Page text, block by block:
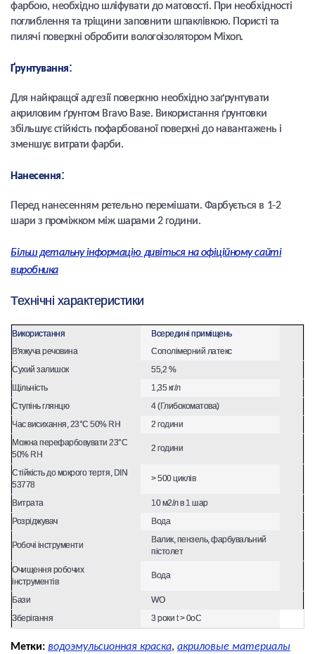
фарбою, необхідно шліфувати до матовості. При необхідності
поглиблення та тріщини заповнити шпаклівкою. Пористі та
пилячі поверхні обробити вологоізолятором Mixon.
Ґрунтування:
Для найкращої адгезії поверхню необхідно заґрунтувати
акриловим ґрунтом Bravo Base. Використання ґрунтовки
збільшує стійкість пофарбованої поверхні до навантажень і
зменшує витрати фарби.
Нанесення:
Перед нанесенням ретельно перемішати. Фарбується в 1-2
шари з проміжком між шарами 2 години.
Більш детальну інформацію дивіться на офіційному сайті
виробника
Технічні характеристики
Використання
Всередині приміщень
В'яжуча речовина
Сополімерний латекс
Сухий залишок
55,2 %
Щільність
1,35 кг/л
Ступінь глянцю
4 (Глибокоматова)
Час висихання, 23°С 50% RH
2 години
Можна перефарбовувати 23°С
50% RH
2 години
Стійкість до мокрого тертя, DIN
53778
> 500 циклів
Витрата
10 м2/л в 1 шар
Розріджувач
Вода
Робочі інструменти
Валик, пензель, фарбувальний
пістолет
Очищення робочих
інструментів
Вода
Бази
WO
Зберігання
3 роки t > 0оC
Метки: водоэмульсионная краска, акриловые материалы